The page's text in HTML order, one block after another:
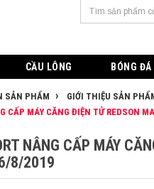
CẦU LÔNG BÓNG ĐÁ
SẢN PHẨM GIỚI THIỆU SẢN
CẤP MÁY CĂNG ĐIỆN TỬ REDSON
NÂNG CẤP MÁY
8/2019